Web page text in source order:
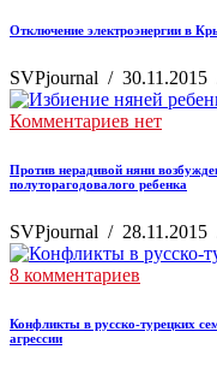
Отключение электроэнергии в
SVPjournal / 30.11.2015
Комментариев нет
Против нерадивой няни
полуторагодовалого ребенка
SVPjournal / 28.11.2015
8 комментариев
Конфликты в русско-турецких
агрессии